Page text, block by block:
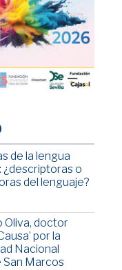
de la lengua
¿descriptoras o
del lenguaje?
Oliva, doctor
por la
Nacional
San Marcos